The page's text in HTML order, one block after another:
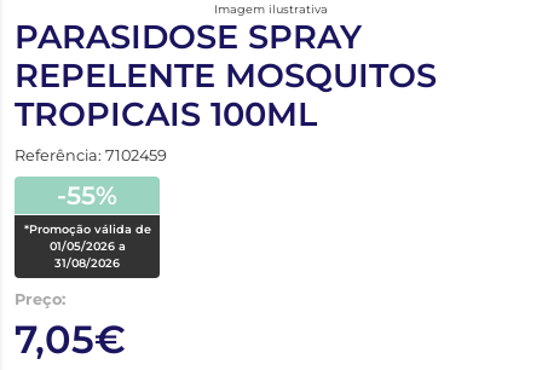
Imagem ilustrativa
PARASIDOSE SPRAY
REPELENTE MOSQUITOS
TROPICAIS 100ML
Referência: 7102459
-55%
*Promoção válida de
01/05/2026 a
31/08/2026
Preço:
7,05€